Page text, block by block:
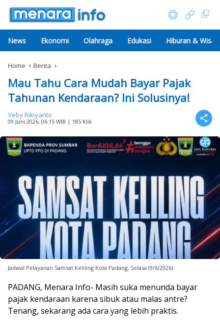
News Ekonomi Olahraga Edukasi Hiburan &
Home Berita
Mau Tahu Cara Mudah Bayar Pajak
Tahunan Kendaraan? Ini Solusinya!
Veby Rikiyanto
09 Juni 2026, 06:15 WIB | 185 Klik
Jadwal Pelayanan Samsat Keliling Kota Padang, Selasa (9/6/2026)
PADANG, Menara Info- Masih suka menunda bayar
pajak kendaraan karena sibuk atau malas antre?
Tenang, sekarang ada cara yang lebih praktis.